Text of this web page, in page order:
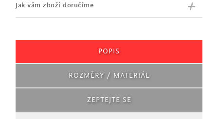
Jak vám zboží doručíme
POPIS
ROZMĚRY / MATERIÁL
ZEPTEJTE SE